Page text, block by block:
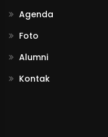
Agenda
Foto
Alumni
Kontak